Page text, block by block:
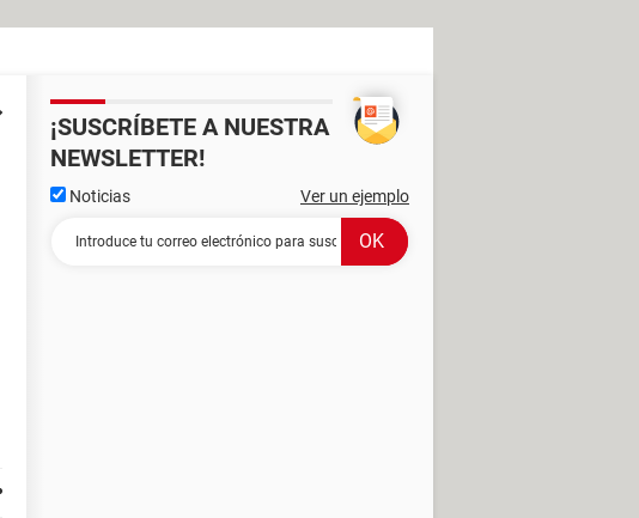
¡SUSCRÍBETE A NUESTRA
NEWSLETTER!
Noticias Ver un ejemplo